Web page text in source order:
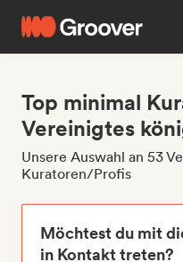
Top minimal
Vereinigtes
Unsere Auswahl an 53
Kuratoren/Profis
Möchtest du mit
in Kontakt treten?